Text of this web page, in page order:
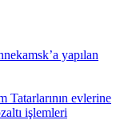
yapılan
Tatarlarının evlerine
işlemleri